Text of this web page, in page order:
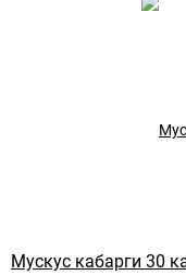
Мускус кабарги 30